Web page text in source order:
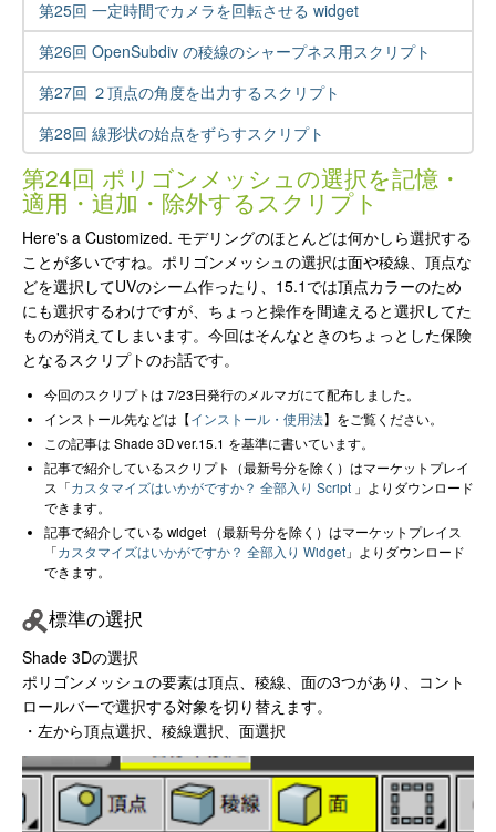
第25回 一定時間でカメラを回転させる widget
第26回 OpenSubdiv の稜線のシャープネス用スクリプト
第27回 ２頂点の角度を出力するスクリプト
第28回 線形状の始点をずらすスクリプト
第24回 ポリゴンメッシュの選択を記憶・
適用・追加・除外するスクリプト
Here's a Customized. モデリングのほとんどは何かしら選択する
ことが多いですね。ポリゴンメッシュの選択は面や稜線、頂点な
どを選択してUVのシーム作ったり、15.1では頂点カラーのため
にも選択するわけですが、ちょっと操作を間違えると選択してた
ものが消えてしまいます。今回はそんなときのちょっとした保険
となるスクリプトのお話です。
今回のスクリプトは 7/23日発行のメルマガにて配布しました。
インストール先などは【インストール・使用法】をご覧ください。
この記事は Shade 3D ver.15.1 を基準に書いています。
記事で紹介しているスクリプト（最新号分を除く）はマーケットプレイ
ス「カスタマイズはいかがですか？ 全部入り Script 」よりダウンロード
できます。
記事で紹介している widget （最新号分を除く）はマーケットプレイス
「カスタマイズはいかがですか？ 全部入り Widget 」よりダウンロード
できます。
標準の選択
Shade 3Dの選択
ポリゴンメッシュの要素は頂点、稜線、面の3つがあり、コント
ロールバーで選択する対象を切り替えます。
・左から頂点選択、稜線選択、面選択